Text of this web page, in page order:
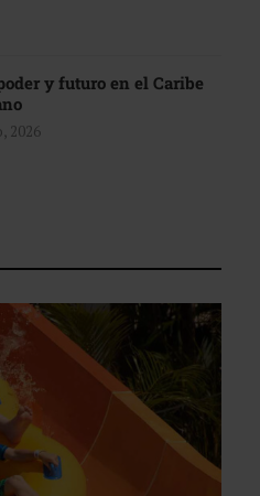
y futuro en el Caribe
2026